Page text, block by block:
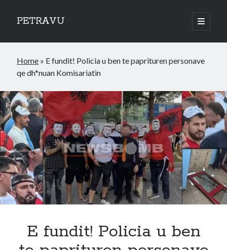
PETRAVU
open
primary
Sidebar
Bank
Credit Cards
World
Home » E fundit! Policia u ben te paprituren personave
qe dh*nuan Komisariatin
E fundit! Policia u ben